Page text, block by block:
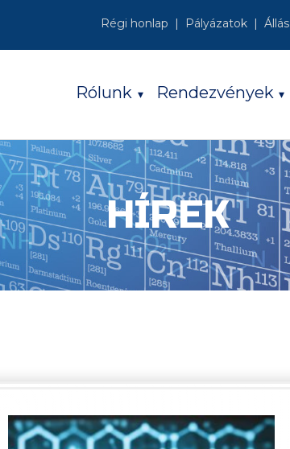
Régi honlap Pályázatok Állás
Rólunk Rendezvények
HÍREK